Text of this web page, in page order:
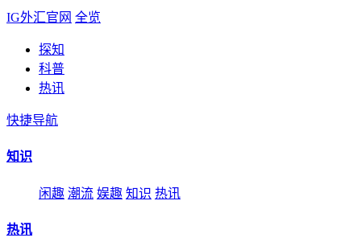
IG外汇官网 全览
探知
科普
热讯
快捷导航
知识
闲趣 潮流 娱趣 知识 热讯
热讯